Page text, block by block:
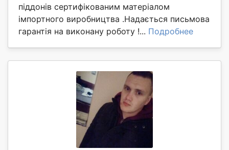
піддонів сертифікованим матеріалом
імпортного виробництва .Надається письмова
гарантія на виконану роботу !... Подробнее